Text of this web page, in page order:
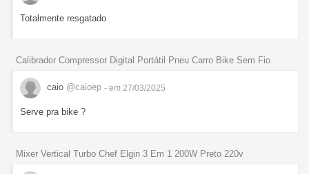
Totalmente resgatado
Calibrador Compressor Digital Portátil Pneu Carro Bike Sem Fio
caio @caioep - em 27/03/2025
Serve pra bike ?
Mixer Vertical Turbo Chef Elgin 3 Em 1 200W Preto 220v